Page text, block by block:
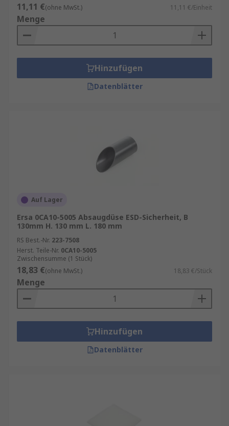
11,11 €(ohne MwSt.) 11,11 €/Einheit
Menge
Hinzufügen
Datenblätter
Auf Lager
Ersa 0CA10-5005 Absaugdüse ESD-Sicherheit, B
130mm H. 130 mm L. 180 mm
RS Best.-Nr. 223-7508
Herst. Teile-Nr. 0CA10-5005
Zwischensumme (1 Stück)
18,83 €(ohne MwSt.) 18,83 €/Stück
Menge
Hinzufügen
Datenblätter